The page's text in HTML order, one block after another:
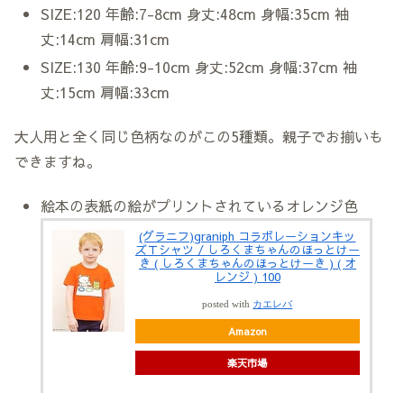
SIZE:120 年齢:7-8cm 身丈:48cm 身幅:35cm 袖
丈:14cm 肩幅:31cm
SIZE:130 年齢:9-10cm 身丈:52cm 身幅:37cm 袖
丈:15cm 肩幅:33cm
大人用と全く同じ色柄なのがこの5種類。親子でお揃いも
できますね。
絵本の表紙の絵がプリントされているオレンジ色
(グラニフ)graniph コラボレーションキッ
ズＴシャツ / しろくまちゃんのほっとけー
き ( しろくまちゃんのほっとけーき ) ( オ
レンジ ) 100
posted with カエレバ
Amazon
楽天市場